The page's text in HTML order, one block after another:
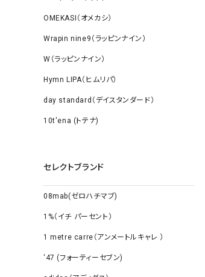
OMEKASI（オメカシ）
Wrapin nine9（ラッピンナイン）
W（ラッピンナイン）
Hymn LIPA（ヒムリパ）
day standard（デイスタンダード）
10t'ena (トテナ)
セレクトブランド
08mab(ゼロハチマブ)
1%（イチ パーセント）
1 metre carre（アンメートルキャレ ）
‘47 (フォーティーセブン)